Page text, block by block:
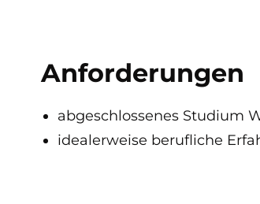
Anforderungen
abgeschlossenes Studium
idealerweise berufliche